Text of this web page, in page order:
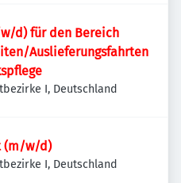
d) für den Bereich
Auslieferungsfahrten
I, Deutschland
(m/w/d)
I, Deutschland